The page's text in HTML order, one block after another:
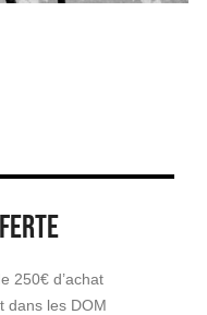
250€ d’achat
dans les DOM